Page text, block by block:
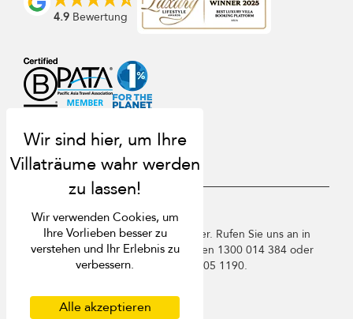
4.9 Bewertung
USD $ de Deutsch
Copyright © 2026 Phuket Villa Finder. Rufen Sie uns an in
Thailand +66 60 003 5911 / Australien 1300 014 384 oder
+61 2 9191 7419 / Singapur +65 3105 1190.
Datenschutzbestimmungen
Wir verwenden Cookies, um
Ihre Vorlieben besser zu
verstehen und Ihr Erlebnis zu
verbessern.
Alle akzeptieren